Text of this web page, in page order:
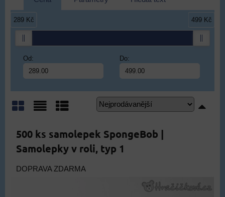
Od: Do:
289 Kč 499 Kč
500 ks samolepek SpongeBob |
Samolepky v roli, typ 1
DOPRAVA ZDARMA